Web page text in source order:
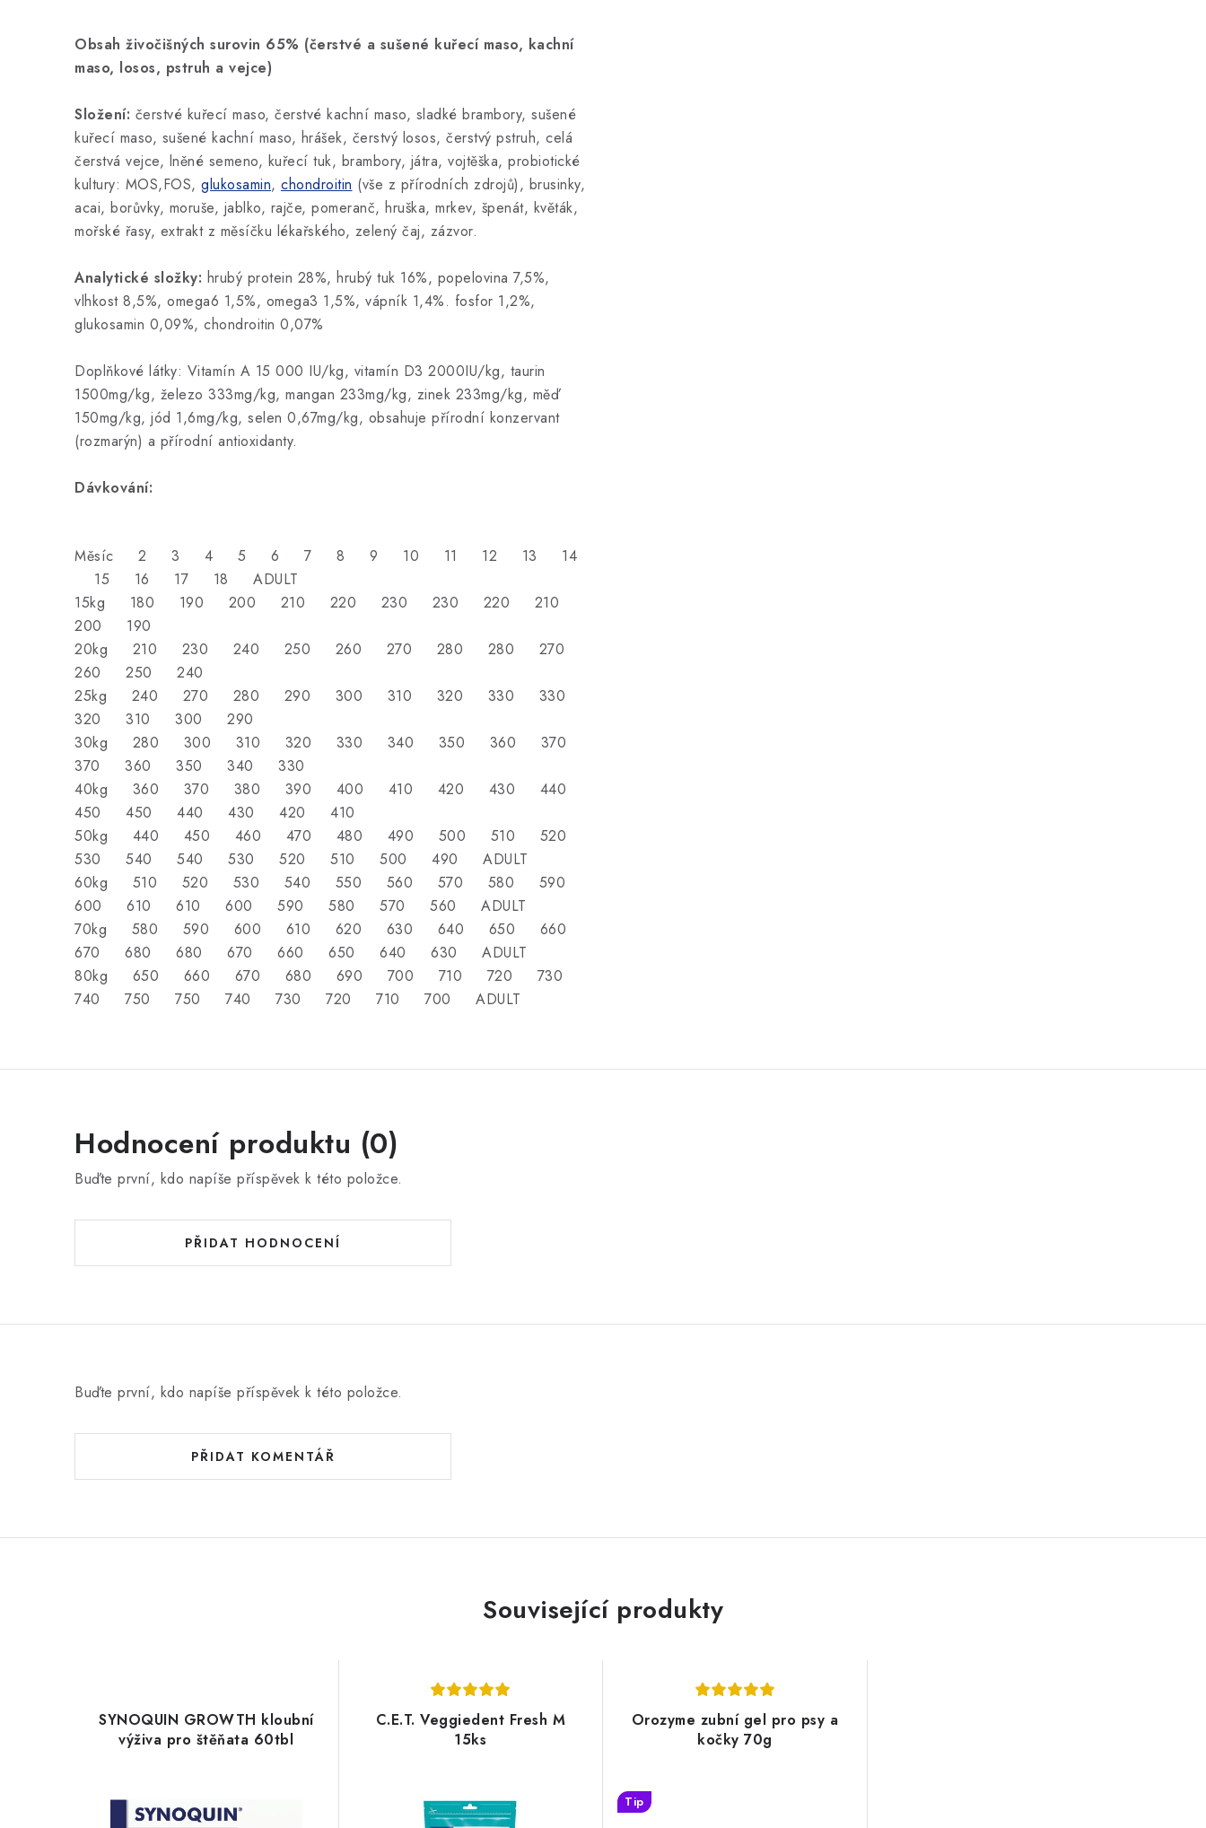
Obsah živočišných surovin 65% (čerstvé a sušené kuřecí maso, kachní
maso, losos, pstruh a vejce)
Složení: čerstvé kuřecí maso, čerstvé kachní maso, sladké brambory, sušené
kuřecí maso, sušené kachní maso, hrášek, čerstvý losos, čerstvý pstruh, celá
čerstvá vejce, lněné semeno, kuřecí tuk, brambory, játra, vojtěška, probiotické
kultury: MOS,FOS, glukosamin, chondroitin (vše z přírodních zdrojů), brusinky,
acai, borůvky, moruše, jablko, rajče, pomeranč, hruška, mrkev, špenát, květák,
mořské řasy, extrakt z měsíčku lékařského, zelený čaj, zázvor.
Analytické složky: hrubý protein 28%, hrubý tuk 16%, popelovina 7,5%,
vlhkost 8,5%, omega6 1,5%, omega3 1,5%, vápník 1,4%. fosfor 1,2%,
glukosamin 0,09%, chondroitin 0,07%
Doplňkové látky: Vitamín A 15 000 IU/kg, vitamín D3 2000IU/kg, taurin
1500mg/kg, železo 333mg/kg, mangan 233mg/kg, zinek 233mg/kg, měď
150mg/kg, jód 1,6mg/kg, selen 0,67mg/kg, obsahuje přírodní konzervant
(rozmarýn) a přírodní antioxidanty.
Dávkování:
Měsíc 2 3 4 5 6 7 8 9 10 11 12 13 14
15 16 17 18 ADULT
15kg 180 190 200 210 220 230 230 220 210
200 190
20kg 210 230 240 250 260 270 280 280 270
260 250 240
25kg 240 270 280 290 300 310 320 330 330
320 310 300 290
30kg 280 300 310 320 330 340 350 360 370
370 360 350 340 330
40kg 360 370 380 390 400 410 420 430 440
450 450 440 430 420 410
50kg 440 450 460 470 480 490 500 510 520
530 540 540 530 520 510 500 490 ADULT
60kg 510 520 530 540 550 560 570 580 590
600 610 610 600 590 580 570 560 ADULT
70kg 580 590 600 610 620 630 640 650 660
670 680 680 670 660 650 640 630 ADULT
80kg 650 660 670 680 690 700 710 720 730
740 750 750 740 730 720 710 700 ADULT
Hodnocení produktu (0)
Buďte první, kdo napíše příspěvek k této položce.
PŘIDAT HODNOCENÍ
Buďte první, kdo napíše příspěvek k této položce.
PŘIDAT KOMENTÁŘ
Související produkty
SYNOQUIN GROWTH kloubní
výživa pro štěňata 60tbl
C.E.T. Veggiedent Fresh M
15ks
Orozyme zubní gel pro psy a
kočky 70g
Tip